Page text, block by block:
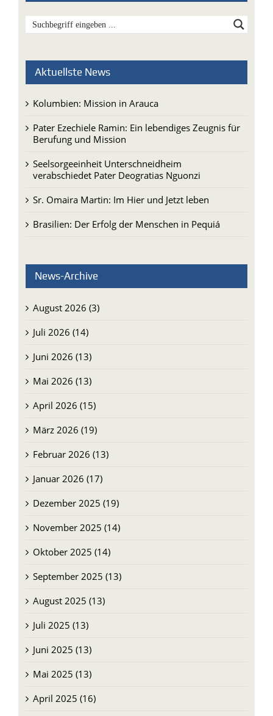
Aktuellste News
Kolumbien: Mission in Arauca
Pater Ezechiele Ramin: Ein lebendiges Zeugnis für
Berufung und Mission
Seelsorgeeinheit Unterschneidheim
verabschiedet Pater Deogratias Nguonzi
Sr. Omaira Martin: Im Hier und Jetzt leben
Brasilien: Der Erfolg der Menschen in Pequiá
News-Archive
August 2026 (3)
Juli 2026 (14)
Juni 2026 (13)
Mai 2026 (13)
April 2026 (15)
März 2026 (19)
Februar 2026 (13)
Januar 2026 (17)
Dezember 2025 (19)
November 2025 (14)
Oktober 2025 (14)
September 2025 (13)
August 2025 (13)
Juli 2025 (13)
Juni 2025 (13)
Mai 2025 (13)
April 2025 (16)